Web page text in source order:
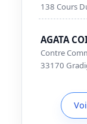
138 Cours
AGATA
Contre
33170